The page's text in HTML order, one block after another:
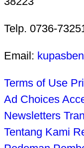
Telp. 0736-
Email:
Terms of Use
Ad Choices
Newsletters
Tentang Kami